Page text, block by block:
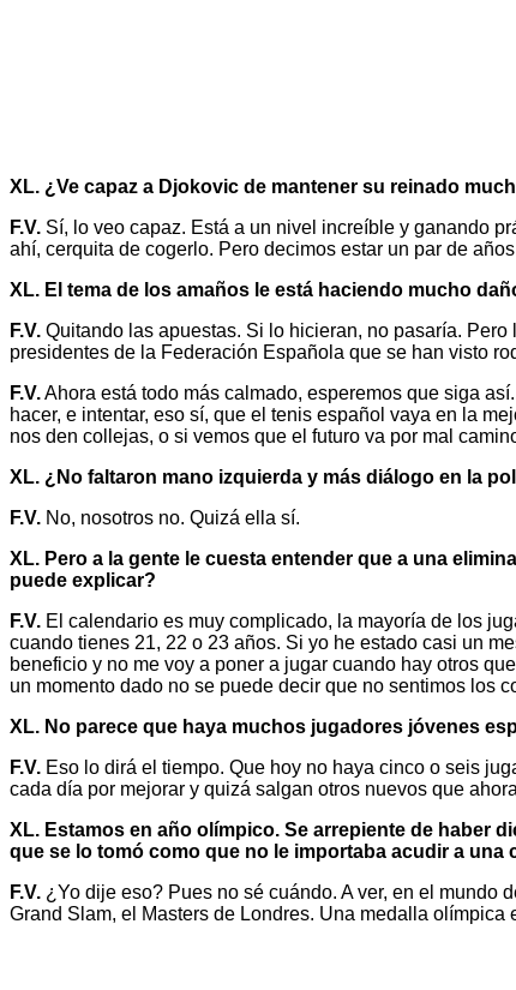
XL. ¿Ve capaz a Djokovic de mantener su reinado
F.V. Sí, lo veo capaz. Está a un nivel increíble y ganando
ahí, cerquita de cogerlo. Pero decimos estar un par de
XL. El tema de los amaños le está haciendo mucho
F.V. Quitando las apuestas. Si lo hicieran, no pasaría.
presidentes de la Federación Española que se han visto
F.V.Ahora está todo más calmado, esperemos que siga
hacer, e intentar, eso sí, que el tenis español vaya en la
nos den collejas, o si vemos que el futuro va por mal
XL. ¿No faltaron mano izquierda y más diálogo en la
F.V. No, nosotros no. Quizá ella sí.
XL. Pero a la gente le cuesta entender que a una
puede explicar?
F.V. El calendario es muy complicado, la mayoría de los
cuando tienes 21, 22 o 23 años. Si yo he estado casi un
beneficio y no me voy a poner a jugar cuando hay otros
un momento dado no se puede decir que no sentimos los
XL. No parece que haya muchos jugadores jóvenes
F.V. Eso lo dirá el tiempo. Que hoy no haya cinco o seis
cada día por mejorar y quizá salgan otros nuevos que
XL. Estamos en año olímpico. Se arrepiente de haber
que se lo tomó como que no le importaba acudir a una
F.V. ¿Yo dije eso? Pues no sé cuándo. A ver, en el mundo
Grand Slam, el Masters de Londres. Una medalla